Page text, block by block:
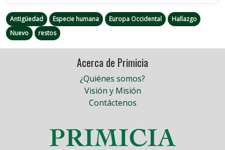
Antigüedad Especie humana Europa Occidental
Hallazgo
Nuevo
restos
Acerca de Primicia
¿Quiénes somos?
Visión y Misión
Contáctenos